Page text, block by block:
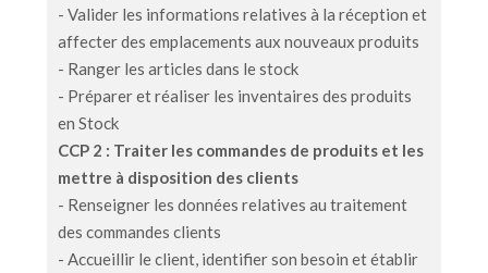
- Valider les informations relatives à la réception et
affecter des emplacements aux nouveaux produits
- Ranger les articles dans le stock
- Préparer et réaliser les inventaires des produits
en Stock
CCP 2 : Traiter les commandes de produits et les
mettre à disposition des clients
- Renseigner les données relatives au traitement
des commandes clients
- Accueillir le client, identifier son besoin et établir